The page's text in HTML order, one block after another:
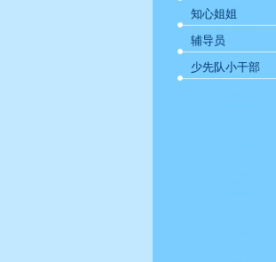
知心姐姐
辅导员
少先队小干部